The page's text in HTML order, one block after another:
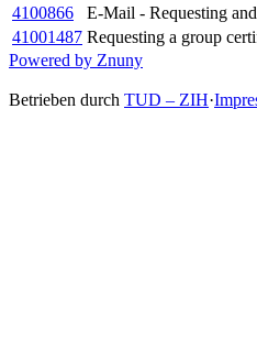
4100866
E-Mail - Requesting
41001487 Requesting a group
Powered by Znuny
Betrieben durch TUD – ZIH·